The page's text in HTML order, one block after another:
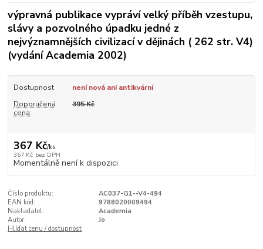
výpravná publikace vypráví velký příběh vzestupu,
slávy a pozvolného úpadku jedné z
nejvýznamnějších civilizací v dějinách ( 262 str. V4)
(vydání Academia 2002)
Dostupnost
není nová ani antikvární
Doporučená
cena:
395 Kč
367 Kč/ks
367 Kč bez DPH
Momentálně není k dispozici
Číslo produktu:
AC037-G1--V4-494
EAN kód:
9788020009494
Nakladatel:
Academia
Autor:
Jo
Hlídat cenu / dostupnost